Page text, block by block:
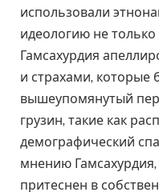
использовали
идеологию не только
Гамсахурдия
и страхами, которые
вышеупомянутый
грузин, такие как
демографический
мнению
притеснен в